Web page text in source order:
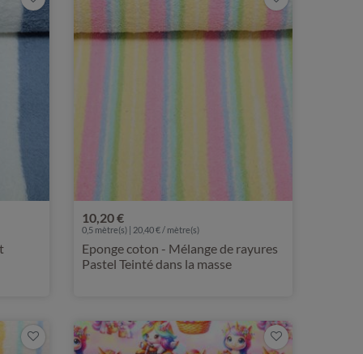
10,20 €
0,5 mètre(s) | 20,40 € / mètre(s)
Eponge coton - Mélange de rayures
Pastel Teinté dans la masse